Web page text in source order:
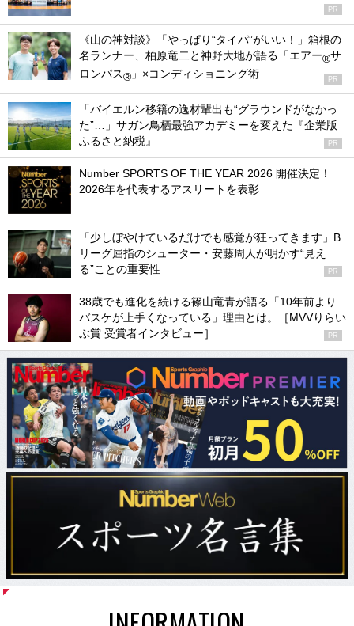
PR
《山の神対談》「やっぱり“タイパ”がいい！」箱根の
名ランナー、柏原竜二と神野大地が語る「エアー®サ
ロンパス® 」×コンディショニング術 PR
「バイエルン移籍の逸材輩出も“グラウンドがなかっ
た”…」サガン鳥栖最強アカデミーを変えた『企業版
ふるさと納税』
PR
Number SPORTS OF THE YEAR 2026 開催決定！
2026年を代表するアスリートを表彰
「少しぼやけているだけでも感覚が狂ってきます」B
リーグ屈指のシューター・安藤周人が明かす“見え
る”ことの重要性
PR
38歳でも進化を続ける篠山竜青が語る「10年前より
バスケが上手くなっている」理由とは。［MVVりらい
ぶ賞 受賞者インタビュー］
PR